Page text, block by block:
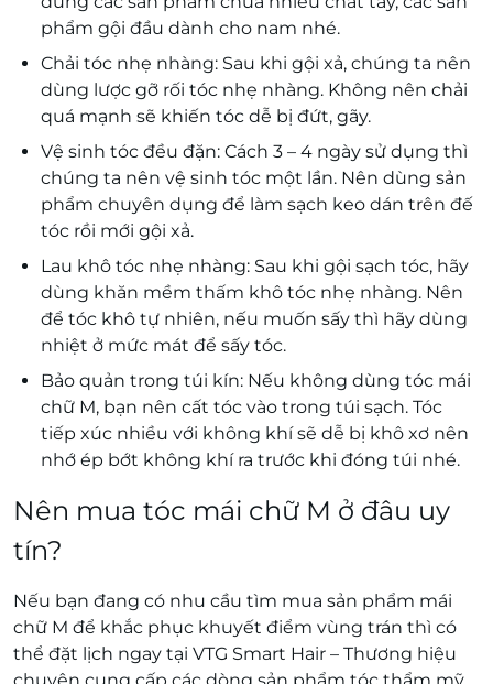
phẩm gội đầu dành cho nam nhé.
Chải tóc nhẹ nhàng: Sau khi gội xả, chúng ta nên
dùng lược gỡ rối tóc nhẹ nhàng. Không nên chải
quá mạnh sẽ khiến tóc dễ bị đứt, gãy.
Vệ sinh tóc đều đặn: Cách 3 – 4 ngày sử dụng thì
chúng ta nên vệ sinh tóc một lần. Nên dùng sản
phẩm chuyên dụng để làm sạch keo dán trên đế
tóc rồi mới gội xả.
Lau khô tóc nhẹ nhàng: Sau khi gội sạch tóc, hãy
dùng khăn mềm thấm khô tóc nhẹ nhàng. Nên
để tóc khô tự nhiên, nếu muốn sấy thì hãy dùng
nhiệt ở mức mát để sấy tóc.
Bảo quản trong túi kín: Nếu không dùng tóc mái
chữ M, bạn nên cất tóc vào trong túi sạch. Tóc
tiếp xúc nhiều với không khí sẽ dễ bị khô xơ nên
nhớ ép bớt không khí ra trước khi đóng túi nhé.
Nên mua tóc mái chữ M ở đâu uy
tín?
Nếu bạn đang có nhu cầu tìm mua sản phẩm mái
chữ M để khắc phục khuyết điểm vùng trán thì có
thể đặt lịch ngay tại VTG Smart Hair – Thương hiệu